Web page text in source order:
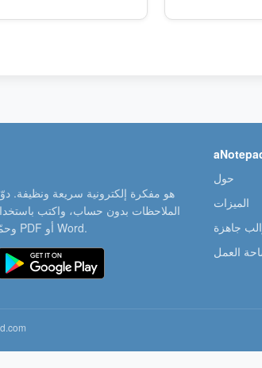
الملاحظات بدون حساب، واكتب
وحمّل ملاحظاتك كملفات PDF أو Word.
حول
الميزات
جاهزة
العمل